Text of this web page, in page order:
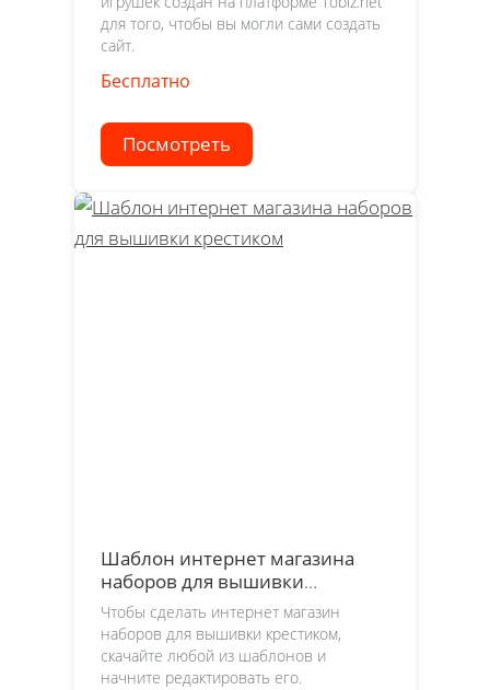
для того, чтобы вы могли сами создать
сайт.
Бесплатно
Посмотреть
Шаблон интернет магазина
наборов для вышивки
крестиком
Чтобы сделать интернет магазин
наборов для вышивки крестиком,
скачайте любой из шаблонов и
начните редактировать его.